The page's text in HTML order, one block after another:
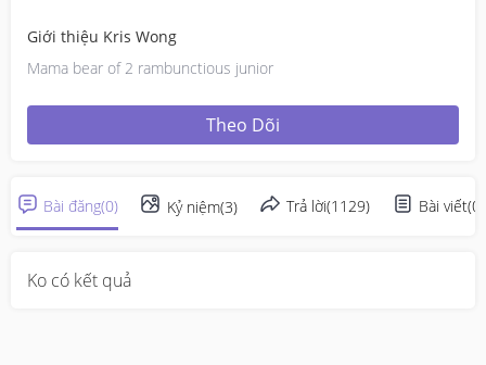
Giới thiệu Kris Wong
Mama bear of 2 rambunctious junior
Theo Dõi
Bài đăng(0) Kỷ niệm(3) Trả lời(1129) Bài viết(0
Ko có kết quả